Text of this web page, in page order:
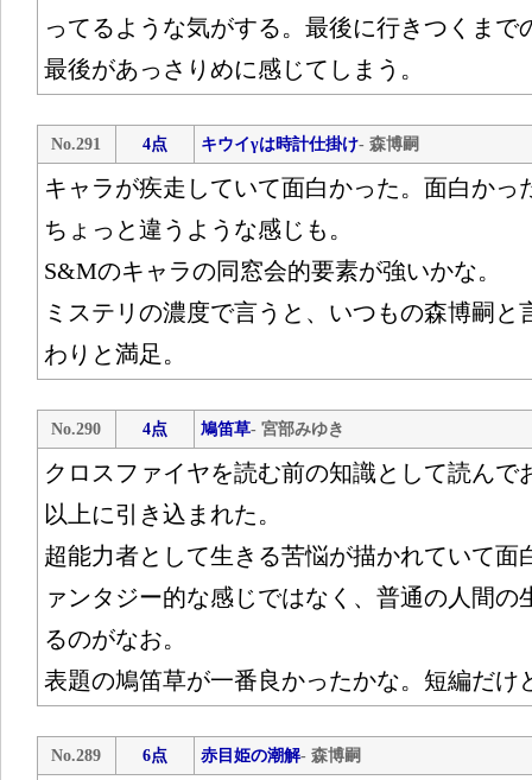
ってるような気がする。最後に行きつくまで
最後があっさりめに感じてしまう。
No.291 4点 キウイγは時計仕掛け- 森博嗣
キャラが疾走していて面白かった。面白かっ
ちょっと違うような感じも。
S&Mのキャラの同窓会的要素が強いかな。
ミステリの濃度で言うと、いつもの森博嗣と
わりと満足。
No.290 4点 鳩笛草- 宮部みゆき
クロスファイヤを読む前の知識として読んで
以上に引き込まれた。
超能力者として生きる苦悩が描かれていて面
ァンタジー的な感じではなく、普通の人間の
るのがなお。
表題の鳩笛草が一番良かったかな。短編だけ
No.289 6点 赤目姫の潮解- 森博嗣